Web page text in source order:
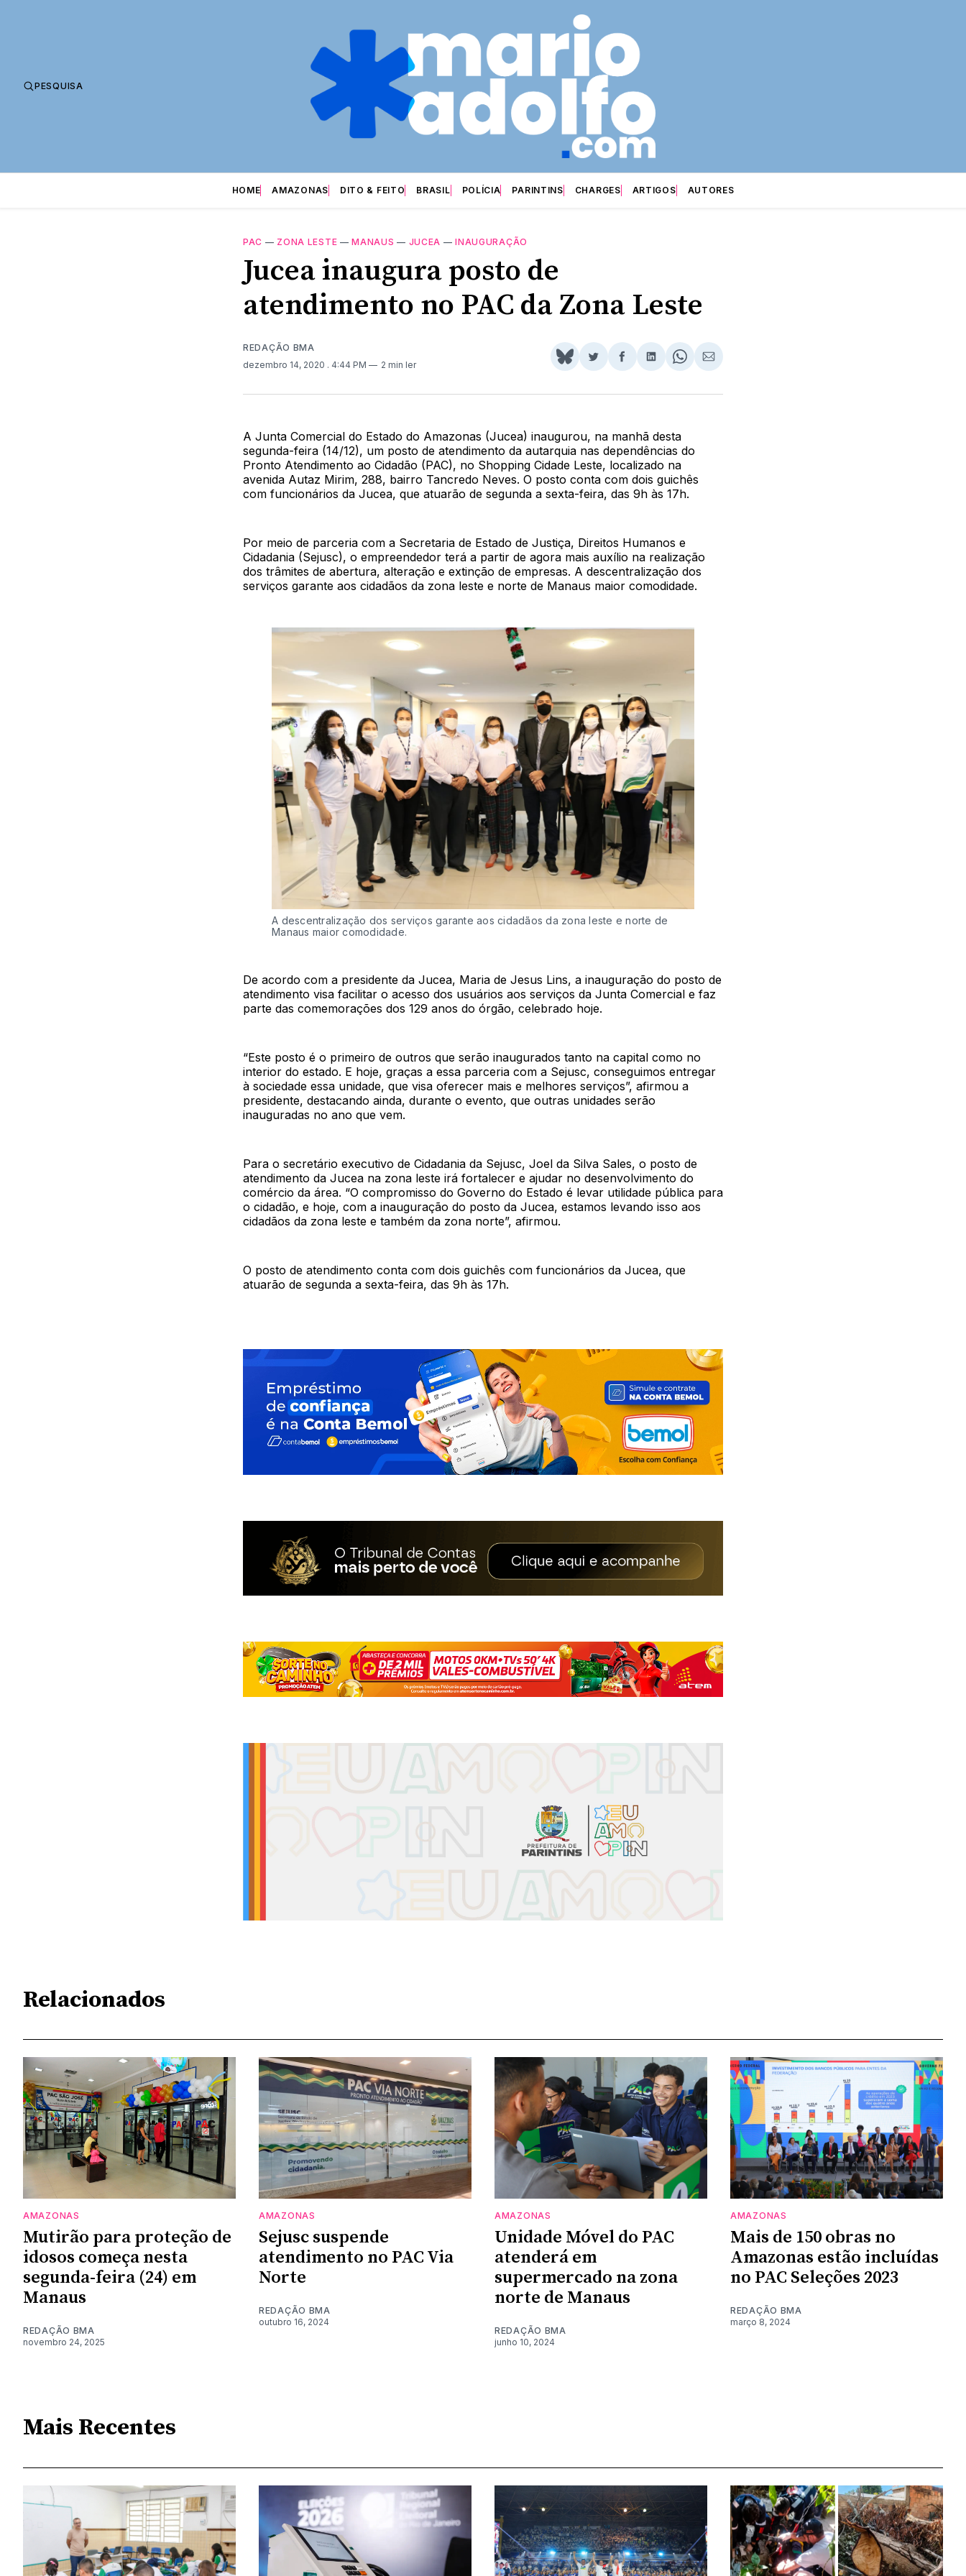
PESQUISA
HOME AMAZONAS DITO & FEITO BRASIL POLÍCIA PARINTINS CHARGES ARTIGOS AUTORES
PAC — ZONA LESTE —MANAUS — JUCEA —INAUGURAÇÃO
Jucea inaugura posto de
atendimento no PAC da Zona Leste
REDAÇÃO BMA
dezembro 14, 2020 . 4:44 PM 2 min ler
Share
BlueSky
Compartilhar
Twitter
Compartilhar
Facebook
Compartilhar
LinkedIn
Share
WhatsApp
Compartilhar
Email
A Junta Comercial do Estado do Amazonas (Jucea) inaugurou, na manhã desta
segunda-feira (14/12), um posto de atendimento da autarquia nas dependências do
Pronto Atendimento ao Cidadão (PAC), no Shopping Cidade Leste, localizado na
avenida Autaz Mirim, 288, bairro Tancredo Neves. O posto conta com dois guichês
com funcionários da Jucea, que atuarão de segunda a sexta-feira, das 9h às 17h.
Por meio de parceria com a Secretaria de Estado de Justiça, Direitos Humanos e
Cidadania (Sejusc), o empreendedor terá a partir de agora mais auxílio na realização
dos trâmites de abertura, alteração e extinção de empresas. A descentralização dos
serviços garante aos cidadãos da zona leste e norte de Manaus maior comodidade.
A descentralização dos serviços garante aos cidadãos da zona leste e norte de
Manaus maior comodidade.
De acordo com a presidente da Jucea, Maria de Jesus Lins, a inauguração do posto de
atendimento visa facilitar o acesso dos usuários aos serviços da Junta Comercial e faz
parte das comemorações dos 129 anos do órgão, celebrado hoje.
“Este posto é o primeiro de outros que serão inaugurados tanto na capital como no
interior do estado. E hoje, graças a essa parceria com a Sejusc, conseguimos entregar
à sociedade essa unidade, que visa oferecer mais e melhores serviços”, afirmou a
presidente, destacando ainda, durante o evento, que outras unidades serão
inauguradas no ano que vem.
Para o secretário executivo de Cidadania da Sejusc, Joel da Silva Sales, o posto de
atendimento da Jucea na zona leste irá fortalecer e ajudar no desenvolvimento do
comércio da área. “O compromisso do Governo do Estado é levar utilidade pública para
o cidadão, e hoje, com a inauguração do posto da Jucea, estamos levando isso aos
cidadãos da zona leste e também da zona norte”, afirmou.
O posto de atendimento conta com dois guichês com funcionários da Jucea, que
atuarão de segunda a sexta-feira, das 9h às 17h.
Relacionados
AMAZONAS
Mutirão para proteção de
idosos começa nesta
segunda-feira (24) em
Manaus
REDAÇÃO BMA
novembro 24, 2025
AMAZONAS
Sejusc suspende
atendimento no PAC Via
Norte
REDAÇÃO BMA
outubro 16, 2024
AMAZONAS
Unidade Móvel do PAC
atenderá em
supermercado na zona
norte de Manaus
REDAÇÃO BMA
junho 10, 2024
AMAZONAS
Mais de 150 obras no
Amazonas estão incluídas
no PAC Seleções 2023
REDAÇÃO BMA
março 8, 2024
Mais Recentes